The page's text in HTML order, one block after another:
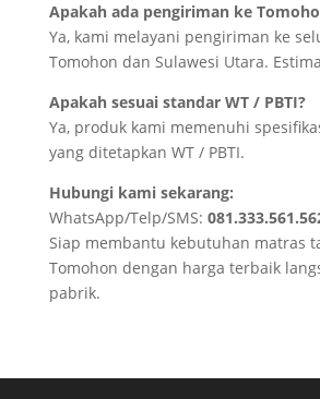
Apakah ada pengiriman ke
Ya, kami melayani pengiriman ke
Tomohon dan Sulawesi Utara.
Apakah sesuai standar WT / PBTI?
Ya, produk kami memenuhi
yang ditetapkan WT / PBTI.
Hubungi kami sekarang:
WhatsApp/Telp/SMS:
Siap membantu kebutuhan matras
Tomohon dengan harga terbaik
pabrik.